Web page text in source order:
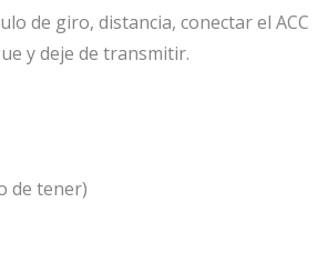
de giro, distancia, conectar el ACC
y deje de transmitir.
de tener)